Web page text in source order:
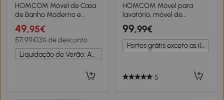
HOMCOM Móvel de Casa
de Banho Moderno e
Independente para
Lavatório com Recorte em
U e Prateleira Ajustável,
Branco
49,95€
57,99€13% de desconto
Liquidação de Verão: Até -20%
HOMCOM Móvel para
lavatório, móvel de
banheiro com 3 gavetas e
porta com fechamento
amortecido, 70 x 30 x 64
cm, branco
99,99€
Portes grátis exceto as ilhas
5